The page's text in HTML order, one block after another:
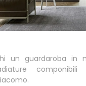
un guardaroba in